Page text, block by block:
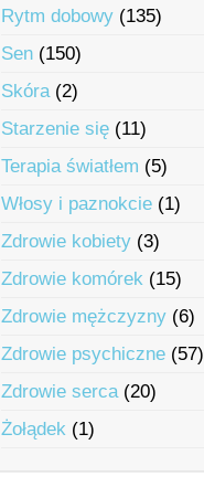
Rytm dobowy (135)
Sen (150)
Skóra(2)
Starzenie się (11)
Terapia światłem (5)
Włosy i paznokcie (1)
Zdrowie kobiety (3)
Zdrowie komórek (15)
Zdrowie mężczyzny (6)
Zdrowie psychiczne (57)
Zdrowie serca(20)
Żołądek (1)